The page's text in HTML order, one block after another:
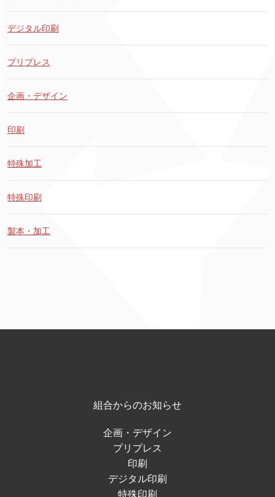
デジタル印刷
プリプレス
企画・デザイン
印刷
特殊加工
特殊印刷
製本・加工
組合からのお知らせ
企画・デザイン
プリプレス
印刷
デジタル印刷
特殊印刷